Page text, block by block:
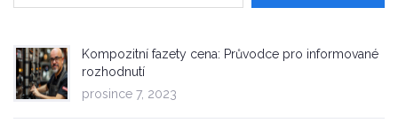
Kompozitní fazety cena: Průvodce pro informované
rozhodnutí
prosince 7, 2023